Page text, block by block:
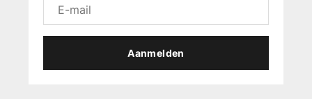
Aanmelden